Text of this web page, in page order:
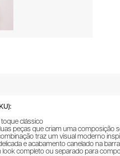
clássico
peças que criam uma composição
traz um visual moderno
e acabamento canelado na
completo ou separado para